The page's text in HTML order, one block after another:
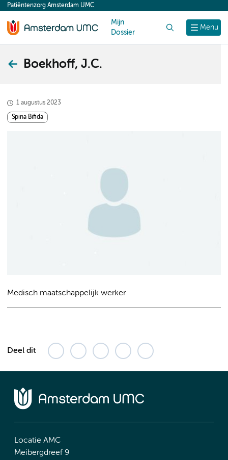
content
Menu
Patiëntenzorg Amsterdam UMC
Mijn
Dossier
Boekhoff, J.C.
1 augustus 2023
Spina Bifida
Medisch maatschappelijk werker
Deel dit
Locatie AMC
Meibergdreef 9